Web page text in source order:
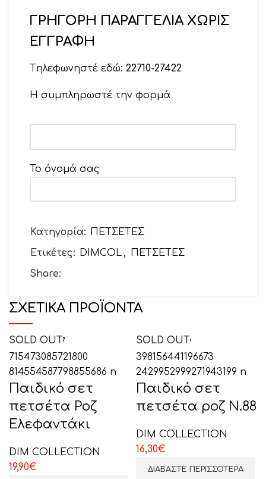
100% Βαμβάκι
ΓΡΗΓΟΡΗ ΠΑΡΑΓΓΕΛΙΑ ΧΩΡΙΣ
ΕΓΓΡΑΦΗ
Tηλεφωνηστέ εδώ: 22710-27422
Η συμπληρωστέ την φορμά
Το όνομά σας
Θέμα
Το μήνυμά σας (προαιρετικό)
Κατηγορία: ΠΕΤΣΕΤΕΣ
Ετικέτες:
DIMCOL ,
ΠΕΤΣΕΤΕΣ
Share:
ΣΧΕΤΙΚΆ ΠΡΟΪΌΝΤΑ
SOLD OUT
Παιδικό σετ
πετσέτα Ροζ
Ελεφαντάκι
DIM COLLECTION
19,90€
SOLD OUT
Παιδικό σετ
πετσέτα ροζ Ν.88
DIM COLLECTION
16,30€
ΔΙΑΒΆΣΤΕ ΠΕΡΙΣΣΌΤΕΡΑ